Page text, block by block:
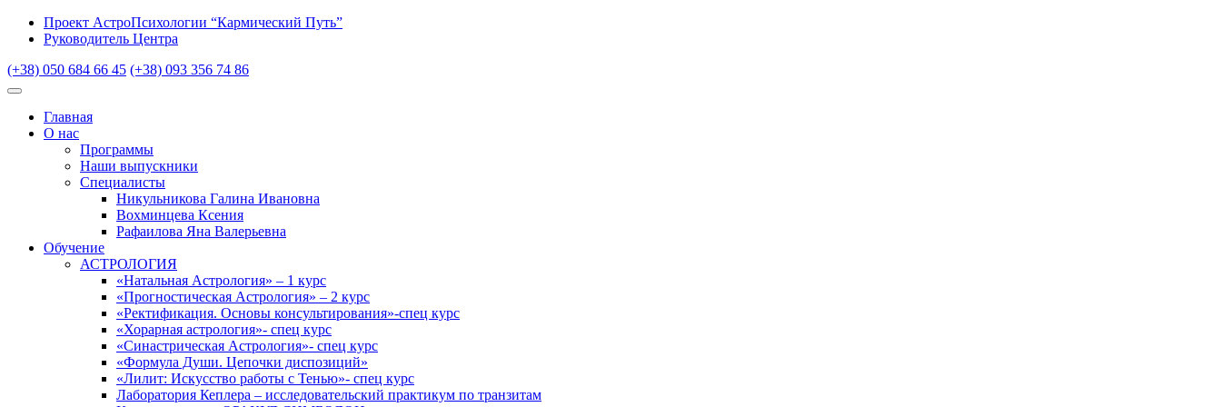
Проект АстроПсихологии “Кармический Путь”
Руководитель Центра
(+38) 050 684 66 45 (+38) 093 356 74 86
Главная
О нас
Программы
Наши выпускники
Специалисты
Никульникова Галина Ивановна
Вохминцева Ксения
Рафаилова Яна Валерьевна
Обучение
АСТРОЛОГИЯ
«Натальная Астрология» – 1 курс
«Прогностическая Астрология» – 2 курс
«Ректификация. Основы консультирования»-спец курс
«Хорарная астрология»- спец курс
«Синастрическая Астрология»- спец курс
«Формула Души. Цепочки диспозиций»
«Лилит: Искусство работы с Тенью»- спец курс
Лаборатория Кеплера – исследовательский практикум по транзитам